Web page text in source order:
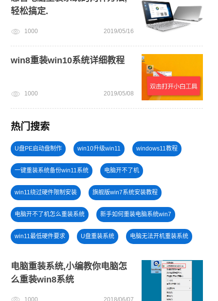
轻松搞定.
1000 2019/05/16
win8重装win10系统详细教程
1000 2019/05/08
热门搜索
U盘PE启动盘制作 win10升级win11 windows11教程
一键重装系统备份win11系统 电脑开不了机
win11绕过硬件限制安装 旗舰版win7系统安装教程
电脑开不了机怎么重装系统 新手如何重装电脑系统win7
win11最低硬件要求 U盘重装系统 电脑无法开机重装系统
win11一键安装 安装系统win7
电脑重装系统,小编教你电脑怎
么重装win8系统
1000 2018/06/07